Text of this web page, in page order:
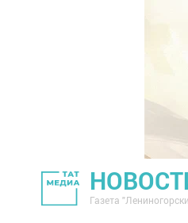
Газета